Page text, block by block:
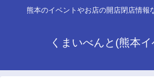
熊本のイベントやお店の開店閉店情報
くまいべんと(熊本